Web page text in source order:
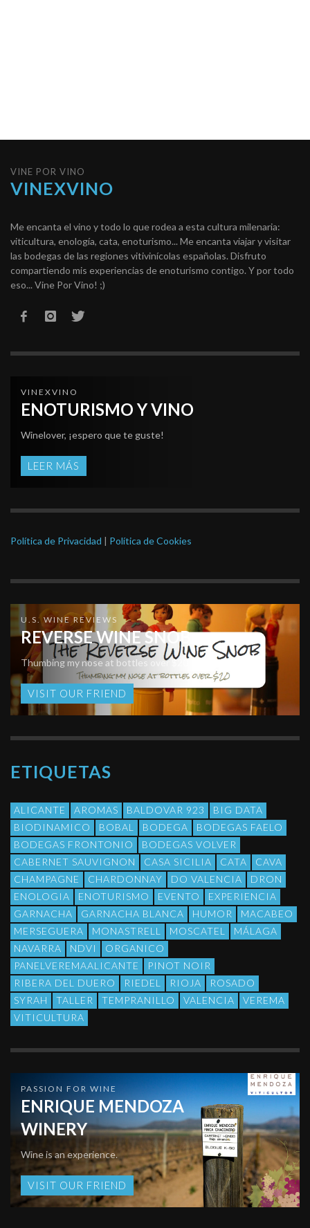
VINE POR VINO
VINEXVINO
Me encanta el vino y todo lo que rodea a esta cultura milenaria:
viticultura, enología, cata, enoturismo... Me encanta viajar y visitar
las bodegas de las regiones vitivinícolas españolas. Disfruto
compartiendo mis experiencias de enoturismo contigo. Y por todo
eso... Vine Por Vino! ;)
VINEXVINO
ENOTURISMO Y VINO
Winelover, ¡espero que te guste!
LEER MÁS
Política de Privacidad | Política de Cookies
U.S. WINE REVIEWS
REVERSE WINE SNOB
Thumbing my nose at bottles over $20
VISIT OUR FRIEND
ETIQUETAS
ALICANTE AROMAS BALDOVAR 923
BIG DATA
BIODINAMICO
BOBAL BODEGA
BODEGAS FAELO
BODEGAS FRONTONIO
BODEGAS VOLVER
CABERNET SAUVIGNON
CASA SICILIA CATA
CAVA
CHAMPAGNE
CHARDONNAY DO VALENCIA
DRON
ENOLOGIA
ENOTURISMO EVENTO
EXPERIENCIA
GARNACHA
GARNACHA BLANCA HUMOR
MACABEO
MERSEGUERA
MONASTRELL MOSCATEL
MÁLAGA
NAVARRA
NDVI
ORGANICO
PANELVEREMAALICANTE
PINOT NOIR
RIBERA DEL DUERO
RIEDEL RIOJA
ROSADO
SYRAH
TALLER TEMPRANILLO VALENCIA
VEREMA
VITICULTURA
PASSION FOR WINE
ENRIQUE MENDOZA
WINERY
Wine is an experience.
VISIT OUR FRIEND